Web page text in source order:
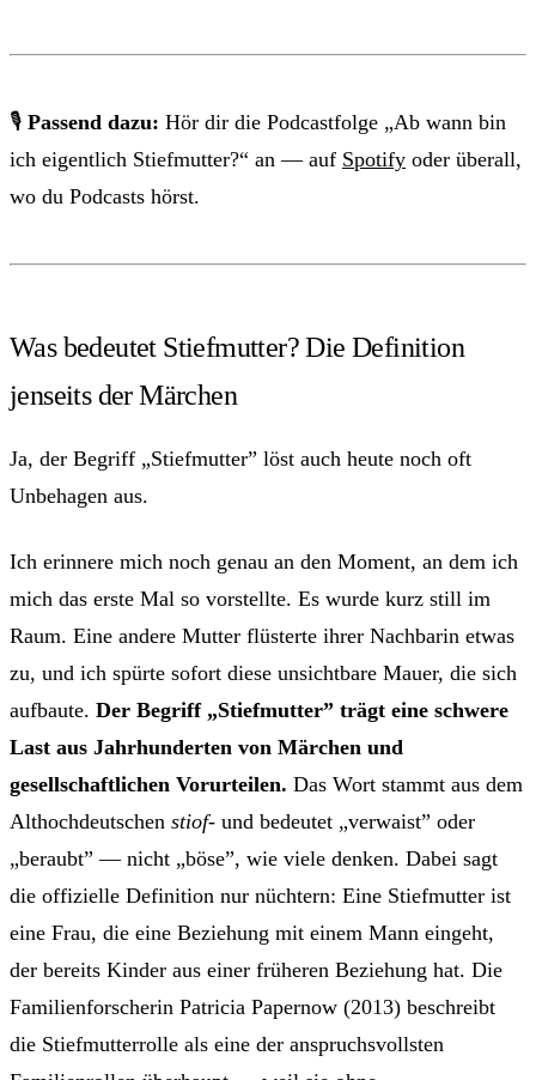
🎙 Passend dazu: Hör dir die Podcastfolge „Ab wann bin
ich eigentlich Stiefmutter?“ an — auf Spotify oder überall,
wo du Podcasts hörst.
Was bedeutet Stiefmutter? Die Definition
jenseits der Märchen
Ja, der Begriff „Stiefmutter” löst auch heute noch oft
Unbehagen aus.
Ich erinnere mich noch genau an den Moment, an dem ich
mich das erste Mal so vorstellte. Es wurde kurz still im
Raum. Eine andere Mutter flüsterte ihrer Nachbarin etwas
zu, und ich spürte sofort diese unsichtbare Mauer, die sich
aufbaute. Der Begriff „Stiefmutter” trägt eine schwere
Last aus Jahrhunderten von Märchen und
gesellschaftlichen Vorurteilen. Das Wort stammt aus dem
Althochdeutschen stiof- und bedeutet „verwaist” oder
„beraubt” — nicht „böse”, wie viele denken. Dabei sagt
die offizielle Definition nur nüchtern: Eine Stiefmutter ist
eine Frau, die eine Beziehung mit einem Mann eingeht,
der bereits Kinder aus einer früheren Beziehung hat. Die
Familienforscherin Patricia Papernow (2013) beschreibt
die Stiefmutterrolle als eine der anspruchsvollsten